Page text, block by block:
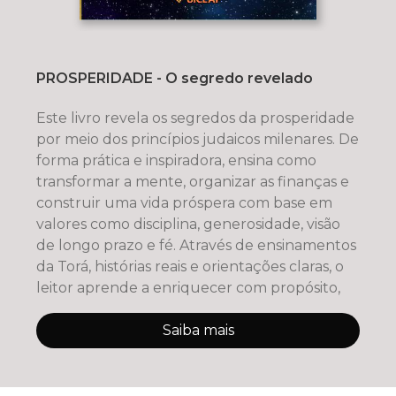
PROSPERIDADE - O segredo revelado
Este livro revela os segredos da prosperidade
por meio dos princípios judaicos milenares. De
forma prática e inspiradora, ensina como
transformar a mente, organizar as finanças e
construir uma vida próspera com base em
valores como disciplina, generosidade, visão
de longo prazo e fé. Através de ensinamentos
da Torá, histórias reais e orientações claras, o
leitor aprende a enriquecer com propósito,
Saiba mais